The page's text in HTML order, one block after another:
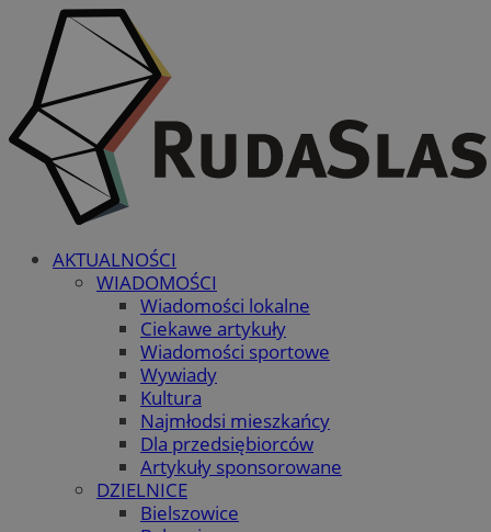
AKTUALNOŚCI
WIADOMOŚCI
Wiadomości lokalne
Ciekawe artykuły
Wiadomości sportowe
Wywiady
Kultura
Najmłodsi mieszkańcy
Dla przedsiębiorców
Artykuły sponsorowane
DZIELNICE
Bielszowice